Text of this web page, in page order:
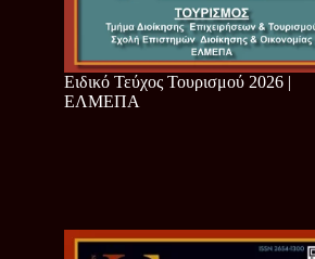
Ειδικό Τεύχος Τουρισμού 2026 |
ΕΛΜΕΠΑ